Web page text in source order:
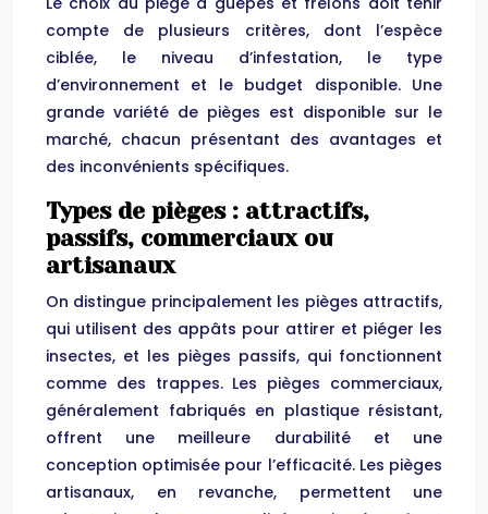
compte de plusieurs critères, dont l’espèce
ciblée, le niveau d’infestation, le type
d’environnement et le budget disponible. Une
grande variété de pièges est disponible sur le
marché, chacun présentant des avantages et
des inconvénients spécifiques.
Types de pièges : attractifs,
passifs, commerciaux ou
artisanaux
On distingue principalement les pièges attractifs,
qui utilisent des appâts pour attirer et piéger les
insectes, et les pièges passifs, qui fonctionnent
comme des trappes. Les pièges commerciaux,
généralement fabriqués en plastique résistant,
offrent une meilleure durabilité et une
conception optimisée pour l’efficacité. Les pièges
artisanaux, en revanche, permettent une